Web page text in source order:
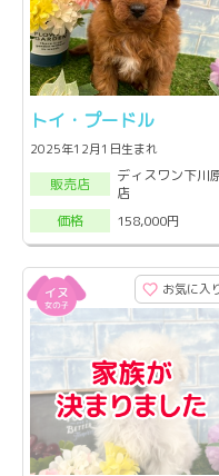
トイ・プードル
2025年12月1日生まれ
販売店
ディスワン下川
店
価格
158,000円
お気に入